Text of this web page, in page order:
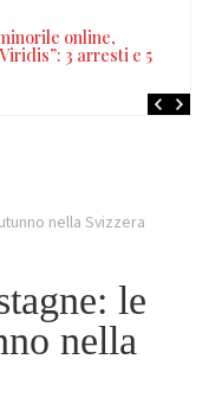
online,
3 arresti e 5
nella Svizzera
le
nella